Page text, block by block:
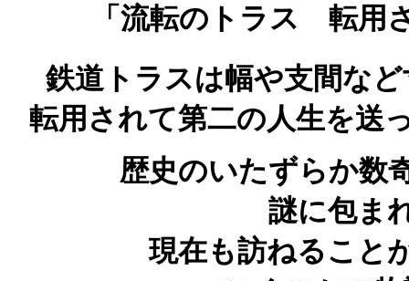
「流転のトラス 転用
鉄道トラスは幅や支間な
転用されて第二の人生を送
歴史のいたずらか数
謎に包ま
現在も訪ねること